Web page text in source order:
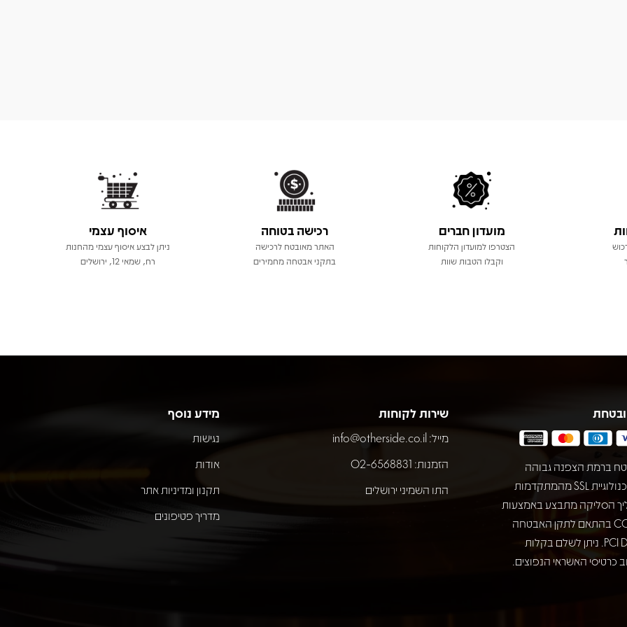
מועדון חברים
הצטרפו למועדון הלקוחות
וקבלו הטבות שוות
רכישה בטוחה
האתר מאובטח לרכישה
בתקני אבטחה מחמירים
איסוף עצמי
ניתן לבצע איסוף עצמי מהחנות
רח, שמאי 12, ירושלים
ברמת הצפנה גבוהה
באמצעות טכנולוגיית SSL מהמתקדמות
הסליקה מתבצע באמצעות
חברת COMAX בהתאם לתקן האבטחה
המחמיר PCI DSS. ניתן לשלם בקלות
כרטיסי האשראי הנפוצים.
שירות לקוחות
מייל: info@otherside.co.il
הזמנות: 02-6568831
התו השמיני ירושלים
מידע נוסף
נגישות
אודות
תקנון ומדיניות אתר
מדריך פטיפונים